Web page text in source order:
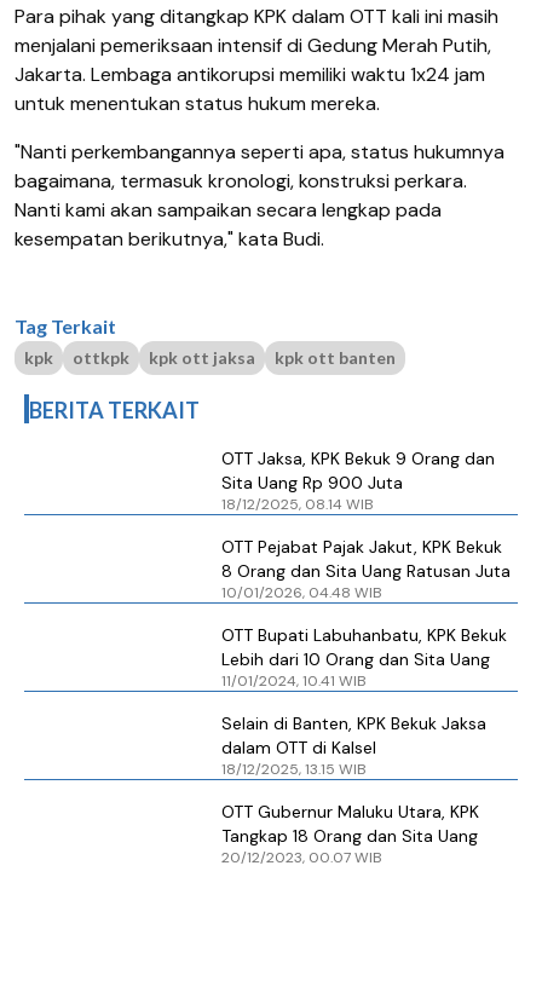
Para pihak yang ditangkap KPK dalam OTT kali ini masih
menjalani pemeriksaan intensif di Gedung Merah Putih,
Jakarta. Lembaga antikorupsi memiliki waktu 1x24 jam
untuk menentukan status hukum mereka.
"Nanti perkembangannya seperti apa, status hukumnya
bagaimana, termasuk kronologi, konstruksi perkara.
Nanti kami akan sampaikan secara lengkap pada
kesempatan berikutnya," kata Budi.
Tag Terkait
kpk ottkpk kpk ott jaksa kpk ott banten
BERITA TERKAIT
OTT Jaksa, KPK Bekuk 9 Orang dan
Sita Uang Rp 900 Juta
18/12/2025, 08.14 WIB
OTT Pejabat Pajak Jakut, KPK Bekuk
8 Orang dan Sita Uang Ratusan Juta
10/01/2026, 04.48 WIB
OTT Bupati Labuhanbatu, KPK Bekuk
Lebih dari 10 Orang dan Sita Uang
11/01/2024, 10.41 WIB
Selain di Banten, KPK Bekuk Jaksa
dalam OTT di Kalsel
18/12/2025, 13.15 WIB
OTT Gubernur Maluku Utara, KPK
Tangkap 18 Orang dan Sita Uang
20/12/2023, 00.07 WIB